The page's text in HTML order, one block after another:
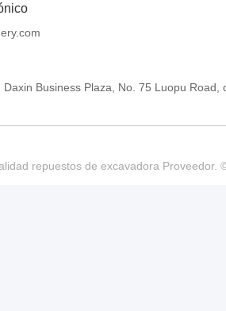
Daxin Business Plaza, No. 75 Luopu
repuestos de excavadora Proveedor.